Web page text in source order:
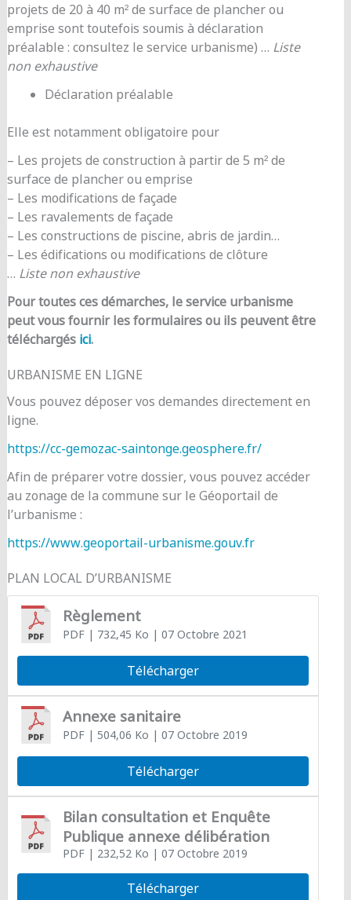
projets de 20 à 40 m² de surface de plancher ou
emprise sont toutefois soumis à déclaration
préalable : consultez le service urbanisme) … Liste
non exhaustive
Déclaration préalable
Elle est notamment obligatoire pour
– Les projets de construction à partir de 5 m² de
surface de plancher ou emprise
– Les modifications de façade
– Les ravalements de façade
– Les constructions de piscine, abris de jardin…
– Les édifications ou modifications de clôture
… Liste non exhaustive
Pour toutes ces démarches, le service urbanisme
peut vous fournir les formulaires ou ils peuvent être
téléchargés ici.
URBANISME EN LIGNE
Vous pouvez déposer vos demandes directement en
ligne.
https://cc-gemozac-saintonge.geosphere.fr/
Afin de préparer votre dossier, vous pouvez accéder
au zonage de la commune sur le Géoportail de
l’urbanisme :
https://www.geoportail-urbanisme.gouv.fr
PLAN LOCAL D’URBANISME
Règlement
PDF| 732,45 Ko | 07 Octobre 2021
Télécharger
Annexe sanitaire
PDF| 504,06 Ko | 07 Octobre 2019
Télécharger
Bilan consultation et Enquête
Publique annexe délibération
PDF| 232,52 Ko | 07 Octobre 2019
Télécharger